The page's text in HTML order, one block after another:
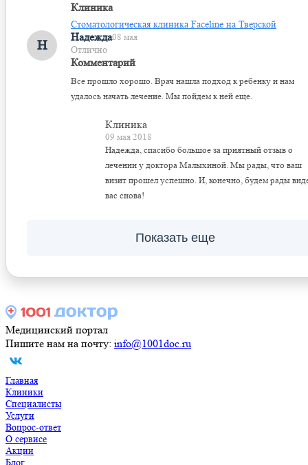
Клиника
Стоматологическая клиника Faceline на Тверской
Н
Надежда08 мая
Отлично
Комментарий
Все прошло хорошо. Врач нашла подход к ребенку и нам
удалось начать лечение. Мы пойдем к ней еще.
Клиника
09 мая 2018
Надежда, спасибо большое за приятный отзыв о
лечении у доктора Малыхиной. Мы рады, что ваш
визит прошел успешно. И, конечно, будем рады
вас снова!
Показать еще
Медицинский портал
Пишите нам на почту: info@1001doc.ru
Главная
Клиники
Специалисты
Услуги
Вопрос-ответ
О сервисе
Акции
Блог